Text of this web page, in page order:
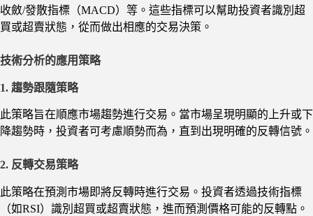
收斂/發散指標（MACD）等。這些指標可以幫助投資者識別超
買或超賣狀態，從而做出相應的交易決策。
技術分析的應用策略
1. 趨勢跟隨策略
此策略旨在順應市場趨勢進行交易。當市場呈現明顯的上升或下
降趨勢時，投資者可考慮順勢而為，直到出現明確的反轉信號。
2. 反轉交易策略
此策略在預測市場即將反轉時進行交易。投資者透過技術指標
（如RSI）識別超買或超賣狀態，進而預測價格可能的反轉點。